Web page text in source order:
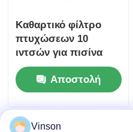
Καθαρτικό φίλτρο
πτυχώσεων 10
ιντσών για πισίνα
μειώνει τα ιζήματα,
την άμμο, τη βρωμιά,
τη σκουριά
Αποστολή
ερώτησης
Vinson